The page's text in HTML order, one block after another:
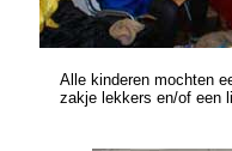
Alle kinderen mochten
zakje lekkers en/of een